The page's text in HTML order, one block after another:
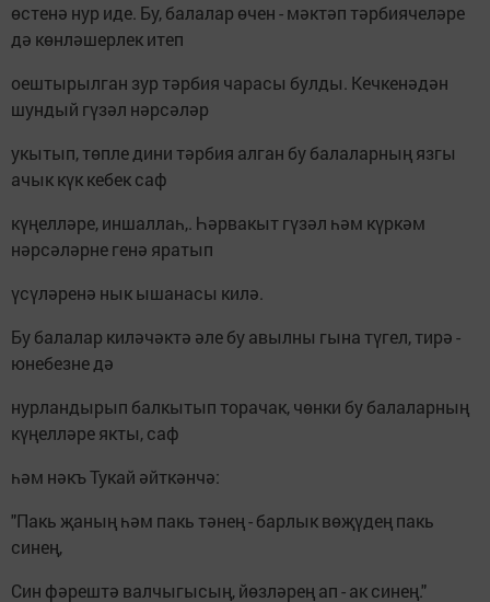
өстенә нур иде. Бу, балалар өчен - мәктәп тәрбиячеләре
дә көнләшерлек итеп
оештырылган зур тәрбия чарасы булды. Кечкенәдән
шундый гүзәл нәрсәләр
укытып, төпле дини тәрбия алган бу балаларның язгы
ачык күк кебек саф
күңелләре, иншаллаһ,. Һәрвакыт гүзәл һәм күркәм
нәрсәләрне генә яратып
үсүләренә нык ышанасы килә.
Бу балалар киләчәктә әле бу авылны гына түгел, тирә -
юнебезне дә
нурландырып балкытып торачак, чөнки бу балаларның
күңелләре якты, саф
һәм нәкъ Тукай әйткәнчә:
"Пакь җаның һәм пакь тәнең - барлык вөҗүдең пакь
синең,
Син фәрештә валчыгысың, йөзләрең ап - ак синең."